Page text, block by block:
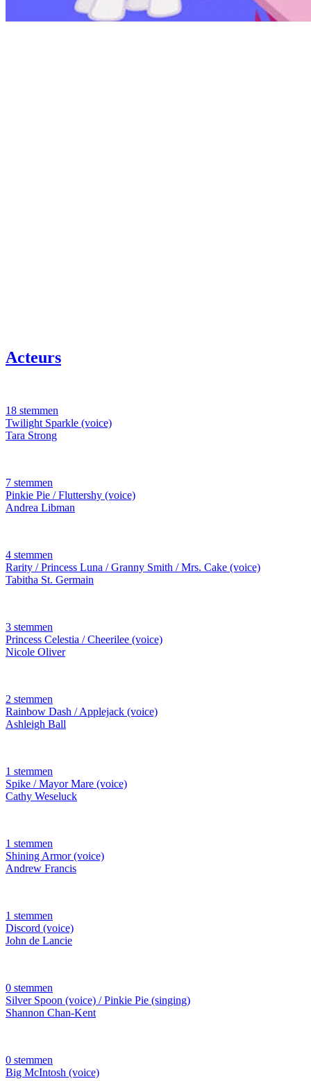
Acteurs
18 stemmen
Twilight Sparkle (voice)
Tara Strong
7 stemmen
Pinkie Pie / Fluttershy (voice)
Andrea Libman
4 stemmen
Rarity / Princess Luna / Granny Smith / Mrs. Cake (voice)
Tabitha St. Germain
3 stemmen
Princess Celestia / Cheerilee (voice)
Nicole Oliver
2 stemmen
Rainbow Dash / Applejack (voice)
Ashleigh Ball
1 stemmen
Spike / Mayor Mare (voice)
Cathy Weseluck
1 stemmen
Shining Armor (voice)
Andrew Francis
1 stemmen
Discord (voice)
John de Lancie
0 stemmen
Silver Spoon (voice) / Pinkie Pie (singing)
Shannon Chan-Kent
0 stemmen
Big McIntosh (voice)